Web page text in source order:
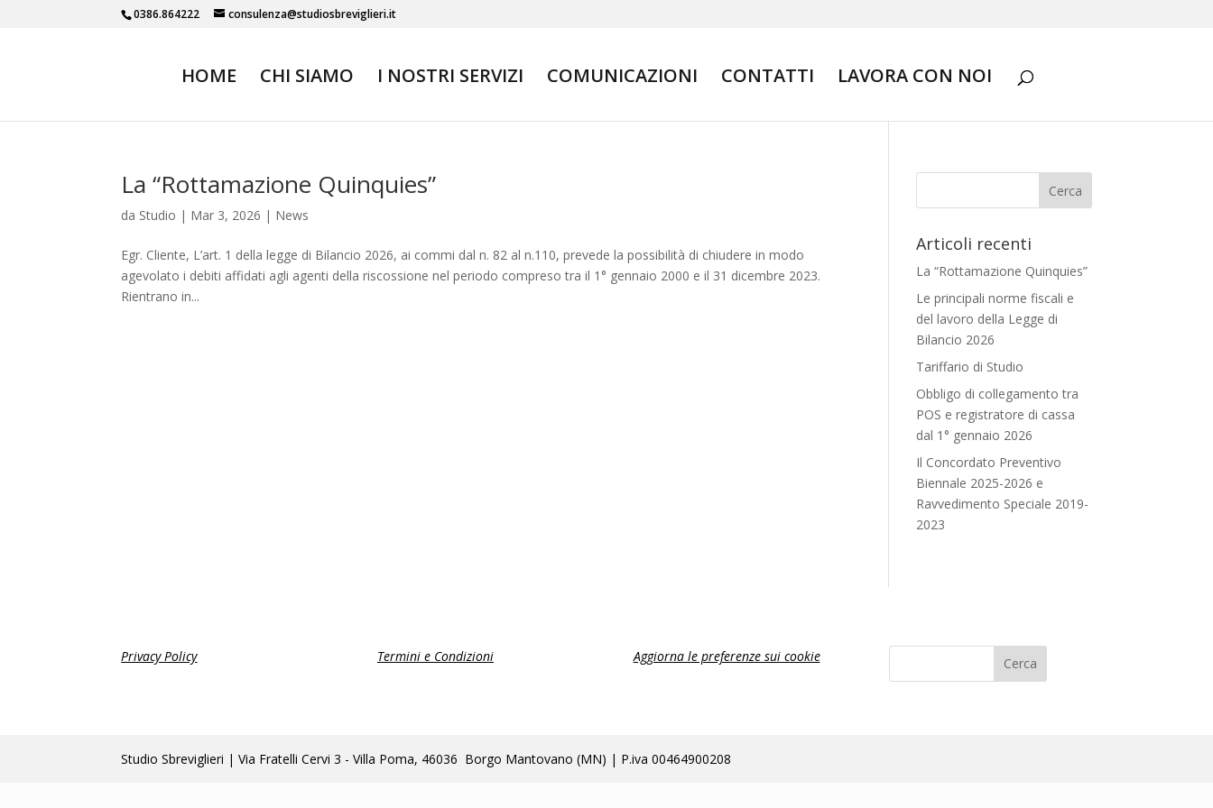
0386.864222 consulenza@studiosbreviglieri.it
HOME CHI SIAMO I NOSTRI SERVIZI COMUNICAZIONI CONTATTI LAVORA CON NOI
La “Rottamazione Quinquies”
da Studio | Mar 3, 2026 | News
Egr. Cliente, L’art. 1 della legge di Bilancio 2026, ai commi dal n. 82 al n.110, prevede la possibilità di chiudere in modo
agevolato i debiti affidati agli agenti della riscossione nel periodo compreso tra il 1° gennaio 2000 e il 31 dicembre 2023.
Rientrano in...
Articoli recenti
La “Rottamazione Quinquies”
Le principali norme fiscali e
del lavoro della Legge di
Bilancio 2026
Tariffario di Studio
Obbligo di collegamento tra
POS e registratore di cassa
dal 1° gennaio 2026
Il Concordato Preventivo
Biennale 2025-2026 e
Ravvedimento Speciale 2019-
2023
Privacy Policy Termini e Condizioni Aggiorna le preferenze sui cookie
Studio Sbreviglieri | Via Fratelli Cervi 3 - Villa Poma, 46036 Borgo Mantovano (MN) | P.iva 00464900208